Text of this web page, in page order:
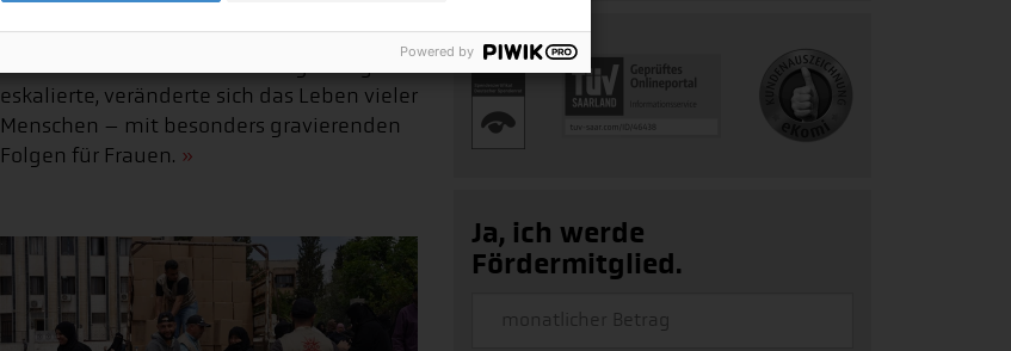
eskalierte, veränderte sich das Leben vieler
Menschen – mit besonders gravierenden
Folgen für Frauen.
Ja, ich werde
Fördermitglied.
Powered by